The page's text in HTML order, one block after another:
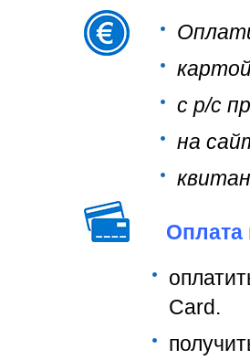
с р/с
на
Оплата
Card.